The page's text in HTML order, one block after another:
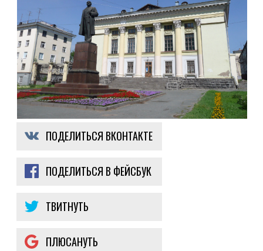
ПОДЕЛИТЬСЯ ВКОНТАКТЕ
ПОДЕЛИТЬСЯ В ФЕЙСБУК
ТВИТНУТЬ
ПЛЮСАНУТЬ